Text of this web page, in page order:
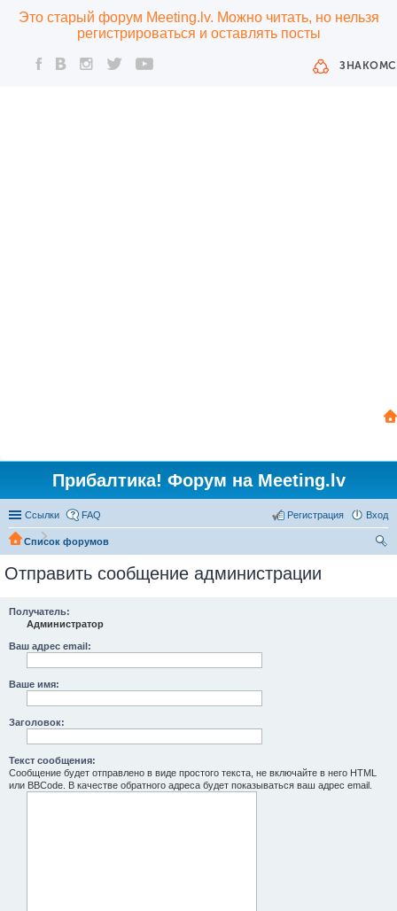
Это старый форум Meeting.lv. Можно читать, но нельзя
регистрироваться и оставлять посты
Прибалтика! Форум на Meeting.lv
Ссылки FAQ Вход
Регистрация
Список форумов
Отправить сообщение администрации
Получатель:
Администратор
Ваш адрес email:
Ваше имя:
Заголовок:
Текст сообщения:
Сообщение будет отправлено в виде простого текста, не включайте в него HTML
или BBCode. В качестве обратного адреса будет показываться ваш адрес email.